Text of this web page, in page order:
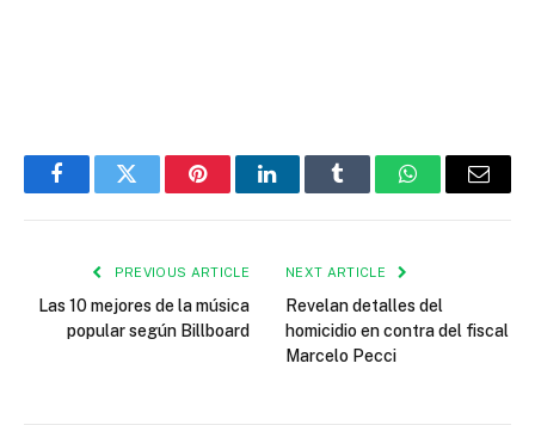
FacebookTwitter PinterestLinkedInTumblr WhatsAppEmail
PREVIOUS ARTICLE
Las 10 mejores de la música
popular según Billboard
NEXT ARTICLE
Revelan detalles del
homicidio en contra del fiscal
Marcelo Pecci